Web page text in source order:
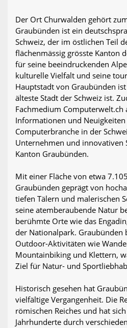
Der Ort Churwalden gehört
Graubünden ist ein
Schweiz, der im östlichen Teil
flächenmässig grösste Kanton
für seine beeindruckenden
kulturelle Vielfalt und seine
Hauptstadt von Graubünden
älteste Stadt der Schweiz ist.
Fachmedium Computerwelt.ch
Informationen und
Computerbranche in der
Unternehmen und innovativen
Kanton Graubünden.
Mit einer Fläche von etwa
Graubünden geprägt von
tiefen Tälern und malerischen
seine atemberaubende Natur
berühmte Orte wie das
der Nationalpark. Graubünden
Outdoor-Aktivitäten wie
Mountainbiking und Klettern,
Ziel für Natur- und
Historisch gesehen hat
vielfältige Vergangenheit. Die
römischen Reiches und hat
Jahrhunderte durch